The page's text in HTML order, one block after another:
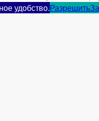
удобство.Разрешить